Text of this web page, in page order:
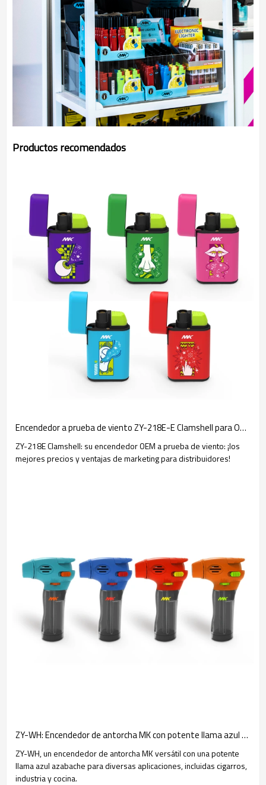
Productos recomendados
Encendedor a prueba de viento ZY-218E-E Clamshell para OEM y socios distribuidores: precios competitivos y soporte de marketing
ZY-218E Clamshell: su encendedor OEM a prueba de viento: ¡los
mejores precios y ventajas de marketing para distribuidores!
ZY-WH: Encendedor de antorcha MK con potente llama azul azabache
ZY-WH, un encendedor de antorcha MK versátil con una potente
llama azul azabache para diversas aplicaciones, incluidas cigarros,
industria y cocina.